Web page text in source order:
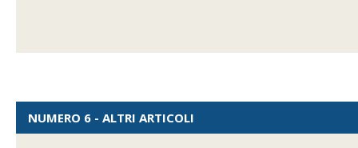
NUMERO 6 - ALTRI ARTICOLI